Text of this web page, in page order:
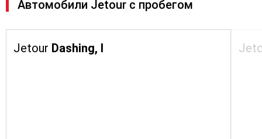
Автомобили Jetour с пробегом
Jetour Dashing, I